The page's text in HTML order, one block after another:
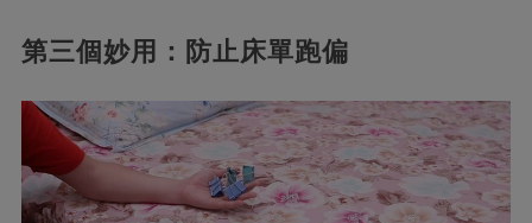
第三個妙用：防止床單跑偏